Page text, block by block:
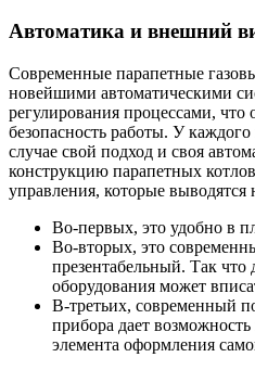
Автоматика и внешний
Современные парапетные
новейшими автоматическими
регулирования процессами, что
безопасность работы. У
случае свой подход и своя
конструкцию парапетных
управления, которые
Во-первых, это удобно в
Во-вторых, это
презентабельный. Так
оборудования может
В-третьих, современный
прибора дает возможность
элемента оформления